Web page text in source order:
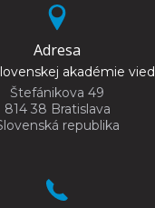
Adresa
akadémie vied
Štefánikova 49
814 38 Bratislava
republika